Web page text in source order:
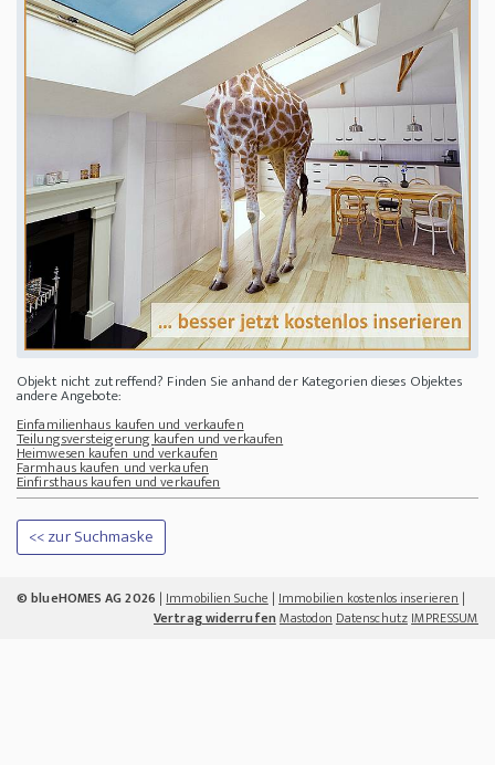
Objekt nicht zutreffend? Finden Sie anhand der Kategorien dieses Objektes
andere Angebote:
Einfamilienhaus kaufen und verkaufen
Teilungsversteigerung kaufen und verkaufen
Heimwesen kaufen und verkaufen
Farmhaus kaufen und verkaufen
Einfirsthaus kaufen und verkaufen
<< zur Suchmaske
© blueHOMES AG 2026 |Immobilien Suche|Immobilien kostenlos inserieren|
Vertrag widerrufenMastodonDatenschutzIMPRESSUM